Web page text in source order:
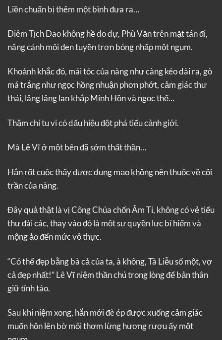
Liền chuẩn bị thêm một bình đưa ra…
Diêm Tịch Dao không hề do dự, Phù Văn trên mặt tán đi,
nâng cánh môi đen tuyền trơn bóng nhấp một ngụm.
Khoảnh khắc đó, mái tóc của nàng như càng kéo dài ra, gò
má trắng như ngọc hồng nhuận phơn phớt, cảm giác thư
thái, lâng lâng lan khắp Minh Hồn và ngọc thể…
Thậm chí tu vi có dấu hiệu đột phá tiểu cảnh giới.
Mà Lê Vĩ ở một bên đã sớm thất thần…
Hắn rốt cuộc thấy được dung mạo không nên thuộc về cõi
trần của nàng.
Đây quả thật là vị Công Chúa chốn Âm Ti, không có vẻ tiểu
thư đài các, thay vào đó là một sự quyền lực bí hiểm và
mộng ảo đến mức vô thực.
“Có thể đẹp bằng bà cả của ta, à không, Tà Liễu số một, vợ
cả đẹp nhất!” Lê Vĩ niệm thần chú trong lòng để bản thân
giữ tỉnh táo.
Sau khi niệm xong, hắn mới đè ép được xuống cảm giác
muốn hôn lên bờ môi thơm lừng hương rượu ấy một